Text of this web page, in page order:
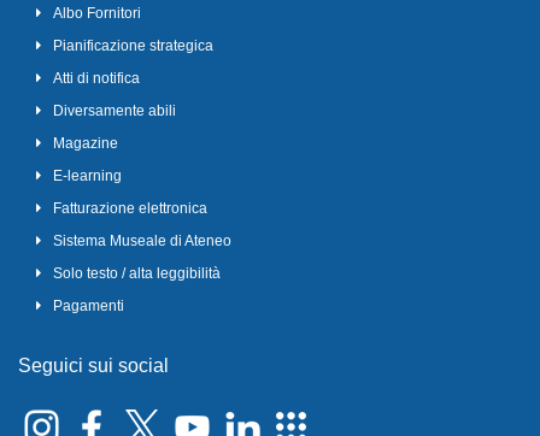
Albo Fornitori
Pianificazione strategica
Atti di notifica
Diversamente abili
Magazine
E-learning
Fatturazione elettronica
Sistema Museale di Ateneo
Solo testo / alta leggibilità
Pagamenti
Seguici sui social